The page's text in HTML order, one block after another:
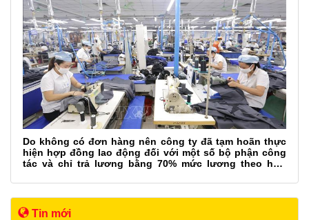
Do không có đơn hàng nên công ty đã tạm hoãn thực
hiện hợp đồng lao động đối với một số bộ phận công
tác và chỉ trả lương bằng 70% mức lương theo hợp
Tin mới